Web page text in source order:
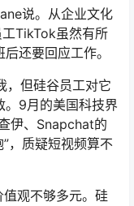
说。从企业文化
工TikTok虽然有所
还要回应工作。
，但硅谷员工对它
。9月的美国科技界
伊、Snapchat的
，质疑短视频算不
值观不够多元。硅